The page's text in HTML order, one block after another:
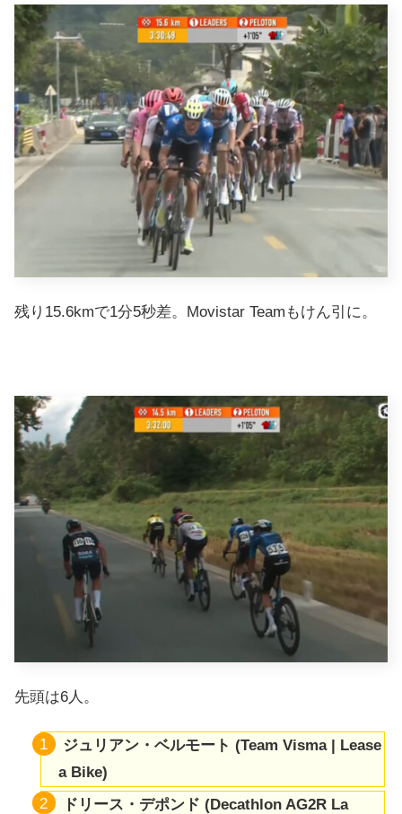
残り15.6kmで1分5秒差。Movistar Teamもけん引に。
先頭は6人。
ジュリアン・ベルモート (Team Visma | Lease
a Bike)
ドリース・デポンド (Decathlon AG2R La